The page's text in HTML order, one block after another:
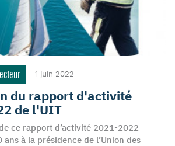
1 juin 2022
du rapport d'activité
de l'UIT
ce rapport d’activité 2021-2022
ans à la présidence de l’Union des